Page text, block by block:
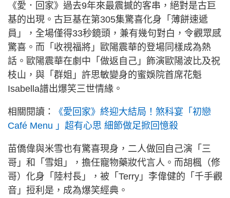
《愛．回家》過去9年來最震撼的客串，絕對是古巨
基的出現。古巨基在第305集驚喜化身「薄餅速遞
員」，全場僅得33秒鏡頭，兼有幾句對白，令觀眾感
驚喜。而「收視福將」歐陽震華的登場同樣成為熱
話。歐陽震華在劇中「做返自己」飾演歐陽波比及祝
枝山，與「群姐」許思敏變身的蜜娛院首席花魁
Isabella譜出爆笑三世情緣。
相關閱讀：
《愛回家》終迎大結局！煞科宴「初戀
Café Menu 」超有心思 細節做足掀回憶殺
苗僑偉與米雪也有驚喜現身，二人做回自己演「三
哥」和「雪姐」，擔任寵物藥妝代言人。而胡楓（修
哥）化身「陸村長」，被「Terry」李偉健的「千手觀
音」𢭃利是，成為爆笑經典。